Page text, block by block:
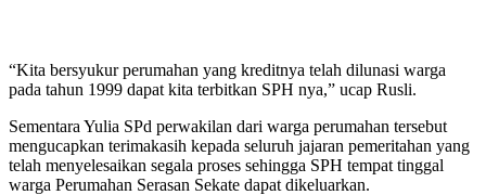
“Kita bersyukur perumahan yang kreditnya telah dilunasi warga
pada tahun 1999 dapat kita terbitkan SPH nya,” ucap Rusli.
Sementara Yulia SPd perwakilan dari warga perumahan tersebut
mengucapkan terimakasih kepada seluruh jajaran pemeritahan yang
telah menyelesaikan segala proses sehingga SPH tempat tinggal
warga Perumahan Serasan Sekate dapat dikeluarkan.